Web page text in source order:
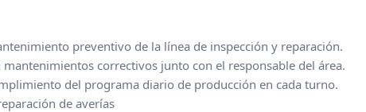
preventivo de la línea de inspección y reparación.
correctivos junto con el responsable del área.
del programa diario de producción en cada turno.
de averías